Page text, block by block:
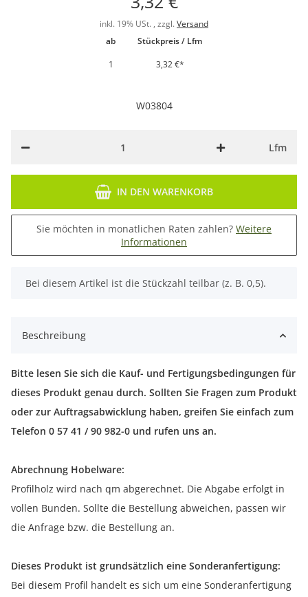
inkl. 19% USt. , zzgl. Versand
ab
Stückpreis / Lfm
1
3,32 €*
W03804
Lfm
IN DEN WARENKORB
Sie möchten in monatlichen Raten zahlen? Weitere
Informationen
x
Bei diesem Artikel ist die Stückzahl teilbar (z. B. 0,5).
Beschreibung
Bitte lesen Sie sich die Kauf- und Fertigungsbedingungen für
dieses Produkt genau durch. Sollten Sie Fragen zum Produkt
oder zur Auftragsabwicklung haben, greifen Sie einfach zum
Telefon 0 57 41 / 90 982-0 und rufen uns an.
Abrechnung Hobelware:
Profilholz wird nach qm abgerechnet. Die Abgabe erfolgt in
vollen Bunden. Sollte die Bestellung abweichen, passen wir
die Anfrage bzw. die Bestellung an.
Dieses Produkt ist grundsätzlich eine Sonderanfertigung:
Bei diesem Profil handelt es sich um eine Sonderanfertigung